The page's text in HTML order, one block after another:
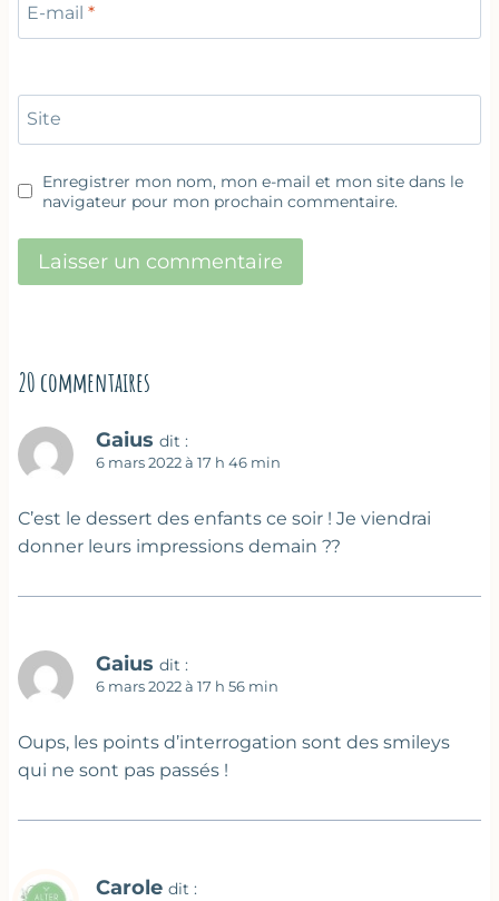
E-mail *
Site
Enregistrer mon nom, mon e-mail et mon site dans le
navigateur pour mon prochain commentaire.
20 commentaires
Gaius dit :
6 mars 2022 à 17 h 46 min
C’est le dessert des enfants ce soir ! Je viendrai
donner leurs impressions demain ??
Gaius dit :
6 mars 2022 à 17 h 56 min
Oups, les points d’interrogation sont des smileys
qui ne sont pas passés !
Carole dit :